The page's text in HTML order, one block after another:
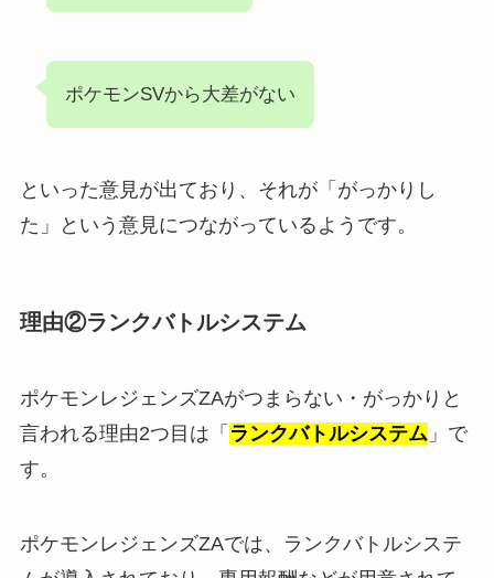
ポケモンSVから大差がない
といった意見が出ており、それが「がっかりし
た」という意見につながっているようです。
理由②ランクバトルシステム
ポケモンレジェンズZAがつまらない・がっかりと
言われる理由2つ目は「 ランクバトルシステム」で
す。
ポケモンレジェンズZAでは、ランクバトルシステ